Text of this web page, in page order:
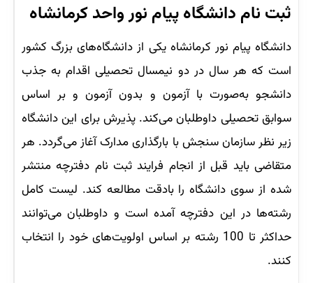
ثبت نام دانشگاه پیام نور واحد کرمانشاه
دانشگاه پیام نور کرمانشاه یکی از دانشگاه‌های بزرگ کشور
است که هر سال در دو نیمسال تحصیلی اقدام به جذب
دانشجو به‌صورت با آزمون و بدون آزمون و بر اساس
سوابق تحصیلی داوطلبان می‌کند. پذیرش برای این دانشگاه
زیر نظر سازمان سنجش با بارگذاری مدارک آغاز می‌گردد. هر
متقاضی باید قبل از انجام فرایند ثبت نام دفترچه منتشر
شده از سوی دانشگاه را بادقت مطالعه کند. لیست کامل
رشته‌ها در این دفترچه آمده است و داوطلبان می‌توانند
حداکثر تا 100 رشته بر اساس اولویت‌های خود را انتخاب
کنند.